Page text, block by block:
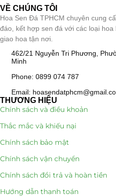
Cây Sen Đá Giá Sỉ
Chậu Sen Đá Mini
Hồ Điệp và Hoa Sen đá
Lan Hồ Điệp Truyền Thống
Lũa Hồ Điệp Sen Đá
Tiểu Cảnh Lan Sen Đá
Hoa Ngày Lễ 8/3
Hoa Tặng 20/10
VỀ CHÚNG TÔI
Hoa Sen Đá TPHCM chuyên cung
đáo, kết hợp sen đá với các loại
giao hoa tận nơi.
462/21 Nguyễn Tri Phương,
Minh
Phone: 0899 074 787
Email:
THƯƠNG HIỆU
Chính sách và điều khoản
Thắc mắc và khiếu nại
Chính sách bảo mật
Chính sách vận chuyển
Chính sách đổi trả và hoàn tiền
Hướng dẫn thanh toán